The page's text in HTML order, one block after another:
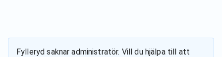
Fylleryd saknar administratör. Vill du hjälpa till att